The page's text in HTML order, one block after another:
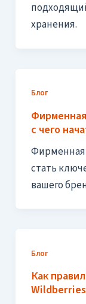
хранения.
Блог
с чего
Фирменная
стать
вашего
Блог
Как